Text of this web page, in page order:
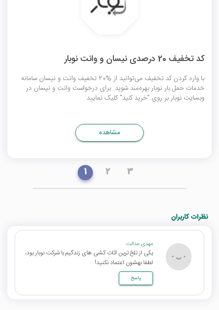
کد تخفیف 20 درصدی نیسان و وانت نوبار
با وارد کردن کد تخفیف می‌توانید از %20 تخفیف وانت و نیسان سامانه
خدمات حمل بار نوبار بهره‌مند شوید. برای درخواست وانت و نیسان در
وبسایت نوبار بر روی "خرید کنید" کلیک نمایید
مشاهده
1 2 3
نظرات کاربران
مهدی عدالت
یکی از تلخ ترین اثاث کشی های زندگیم با شرکت نوبار بود،
لطفا بهشون اعتماد نکنید!
پاسخ